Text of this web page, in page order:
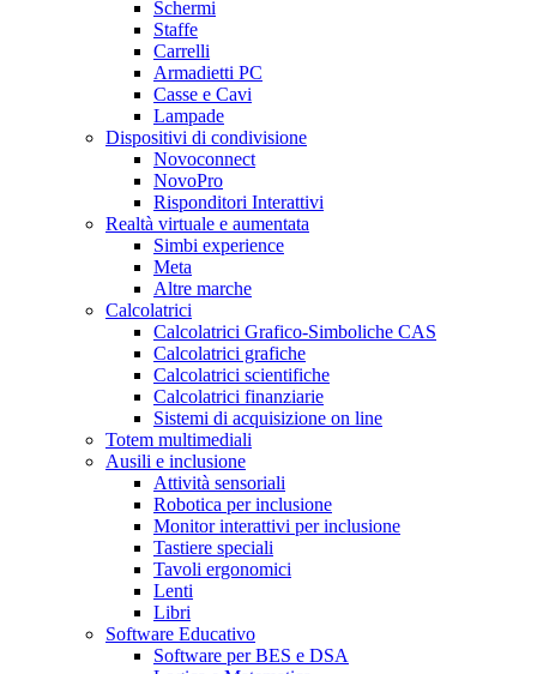
Schermi
Staffe
Carrelli
Armadietti PC
Casse e Cavi
Lampade
Dispositivi di condivisione
Novoconnect
NovoPro
Risponditori Interattivi
Realtà virtuale e aumentata
Simbi experience
Meta
Altre marche
Calcolatrici
Calcolatrici Grafico-Simboliche CAS
Calcolatrici grafiche
Calcolatrici scientifiche
Calcolatrici finanziarie
Sistemi di acquisizione on line
Totem multimediali
Ausili e inclusione
Attività sensoriali
Robotica per inclusione
Monitor interattivi per inclusione
Tastiere speciali
Tavoli ergonomici
Lenti
Libri
Software Educativo
Software per BES e DSA